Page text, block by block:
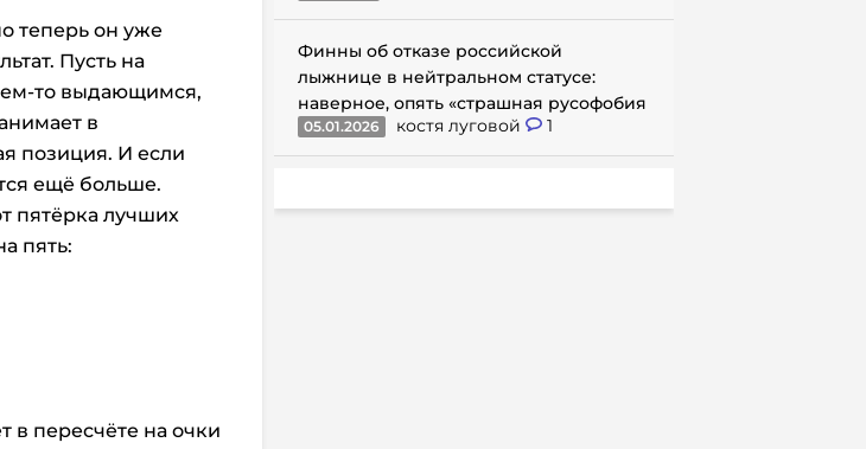
теперь он уже
Пусть на
то выдающимся,
в
позиция. И если
ещё больше.
пятёрка лучших
пять:
в пересчёте на очки
Финны об отказе российской
лыжнице в нейтральном статусе:
наверное, опять «страшная русофобия
05.01.2026 костя луговой 1